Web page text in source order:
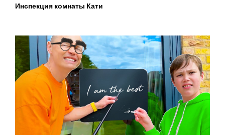
Инспекция комнаты Кати